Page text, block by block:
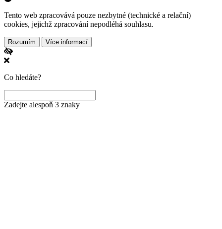
Tento web zpracovává pouze nezbytné (technické a relační)
cookies, jejichž zpracování nepodléhá souhlasu.
Rozumím Více informací
Co hledáte?
Zadejte alespoň 3 znaky